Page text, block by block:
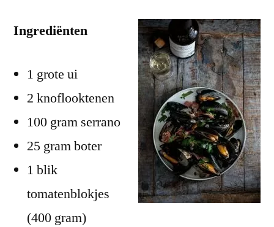
Ingrediënten
1 grote ui
2 knoflooktenen
100 gram serrano
25 gram boter
1 blik
tomatenblokjes
(400 gram)